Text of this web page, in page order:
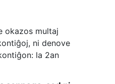
okazos multaj
ni denove
la 2an